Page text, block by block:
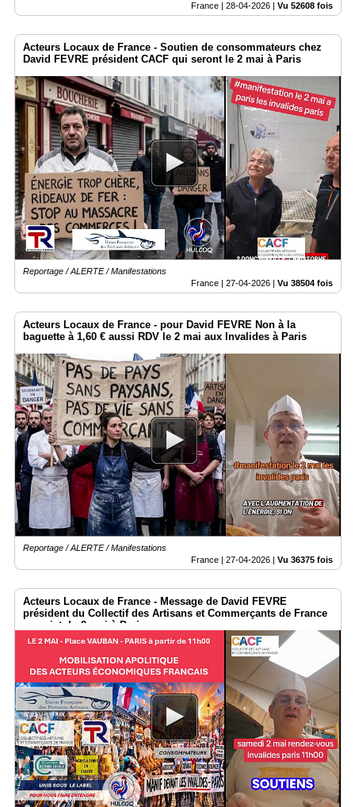
France | 28-04-2026 Vu 52608 fois
Acteurs Locaux de France - Soutien de consommateurs chez
David FEVRE président CACF qui seront le 2 mai à Paris
Reportage / ALERTE / Manifestations
France | 27-04-2026 | Vu 38504 fois
Acteurs Locaux de France - pour David FEVRE Non à la
baguette à 1,60 € aussi RDV le 2 mai aux Invalides à Paris
Reportage / ALERTE / Manifestations
France | 27-04-2026 | Vu 36375 fois
Acteurs Locaux de France - Message de David FEVRE
président du Collectif des Artisans et Commerçants de France
au sujet du 2 mai à Paris